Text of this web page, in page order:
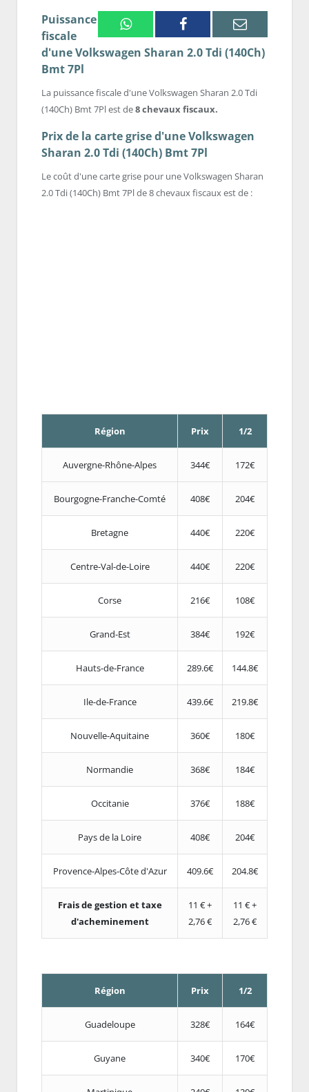
WhatsappFacebook Email
Puissance
fiscale
d'une Volkswagen Sharan 2.0 Tdi (140Ch)
Bmt 7Pl
La puissance fiscale d'une Volkswagen Sharan 2.0 Tdi
(140Ch) Bmt 7Pl est de8 chevaux fiscaux.
Prix de la carte grise d'une Volkswagen
Sharan 2.0 Tdi (140Ch) Bmt 7Pl
Le coût d'une carte grise pour une Volkswagen Sharan
2.0 Tdi (140Ch) Bmt 7Pl de 8 chevaux fiscaux est de :
Région Prix 1/2
Auvergne-Rhône-Alpes 344€ 172€
Bourgogne-Franche-Comté 408€ 204€
Bretagne 440€ 220€
Centre-Val-de-Loire 440€ 220€
Corse 216€ 108€
Grand-Est 384€ 192€
Hauts-de-France 289.6€ 144.8€
Ile-de-France 439.6€ 219.8€
Nouvelle-Aquitaine 360€ 180€
Normandie 368€ 184€
Occitanie 376€ 188€
Pays de la Loire 408€ 204€
Provence-Alpes-Côte d'Azur 409.6€ 204.8€
Frais de gestion et taxe
d'acheminement
11 € +
2,76 €
11 € +
2,76 €
Région Prix 1/2
Guadeloupe 328€ 164€
Guyane 340€ 170€